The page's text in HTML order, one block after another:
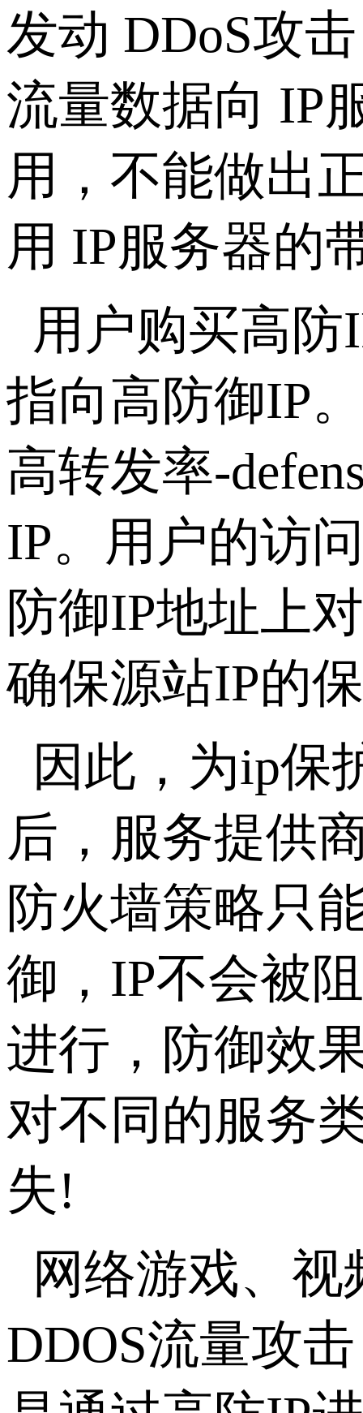
发动 DDoS攻
流量数据向 IP
用，不能做出
用 IP服务器的
用户购买高防
指向高防御IP
高转发率-
IP。用户的访
防御IP地址上
确保源站IP的
因此，为ip保
后，服务提供
防火墙策略只
御，IP不会被
进行，防御效
对不同的服务
失!
网络游戏、
DDOS流量攻